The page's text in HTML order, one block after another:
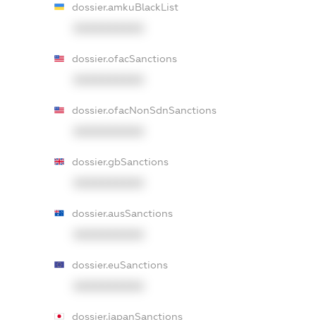
dossier.amkuBlackList
dossier.ofacSanctions
dossier.ofacNonSdnSanctions
dossier.gbSanctions
dossier.ausSanctions
dossier.euSanctions
dossier.japanSanctions